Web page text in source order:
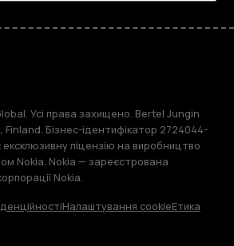
Усі права захищено. Bertel Jungin
Бізнес-ідентифікатор 2724044-
ліцензію на виробництво
Nokia. Nokia — зареєстрована
Nokia.
Налаштування cookieЕтика